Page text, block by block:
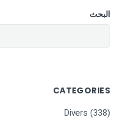
البحث
CATEGORIES
Divers (338)